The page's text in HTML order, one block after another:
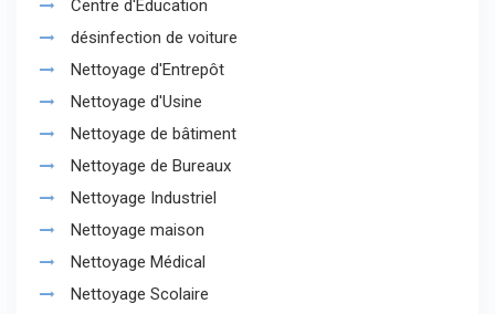
Centre d'Éducation
désinfection de voiture
Nettoyage d'Entrepôt
Nettoyage d'Usine
Nettoyage de bâtiment
Nettoyage de Bureaux
Nettoyage Industriel
Nettoyage maison
Nettoyage Médical
Nettoyage Scolaire